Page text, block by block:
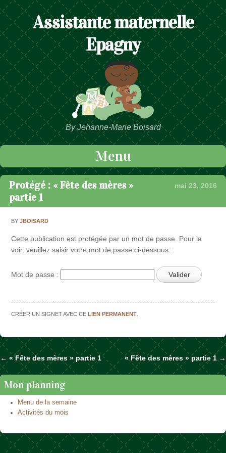
Assistante maternelle
Epagny
By Jehanne-Marie Boisard
Menu
Passer au contenu
Protégé : « Fête des mères »
partie 1
mai 23, 2016
BYJBOISARD
Cette publication est protégée par un mot de passe. Pour la
voir, veuillez saisir votre mot de passe ci-dessous :
Mot de passe :
CRÉER UN SIGNET AVEC CELIEN PERMANENT
Naviguer dans les articles
← « Fête des mères » partie 1 « Fête des mères » partie 1 →
Mon planning
Menu de la semaine
Activités du mois